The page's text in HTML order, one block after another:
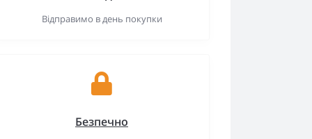
Відправимо в день покупки
Безпечно